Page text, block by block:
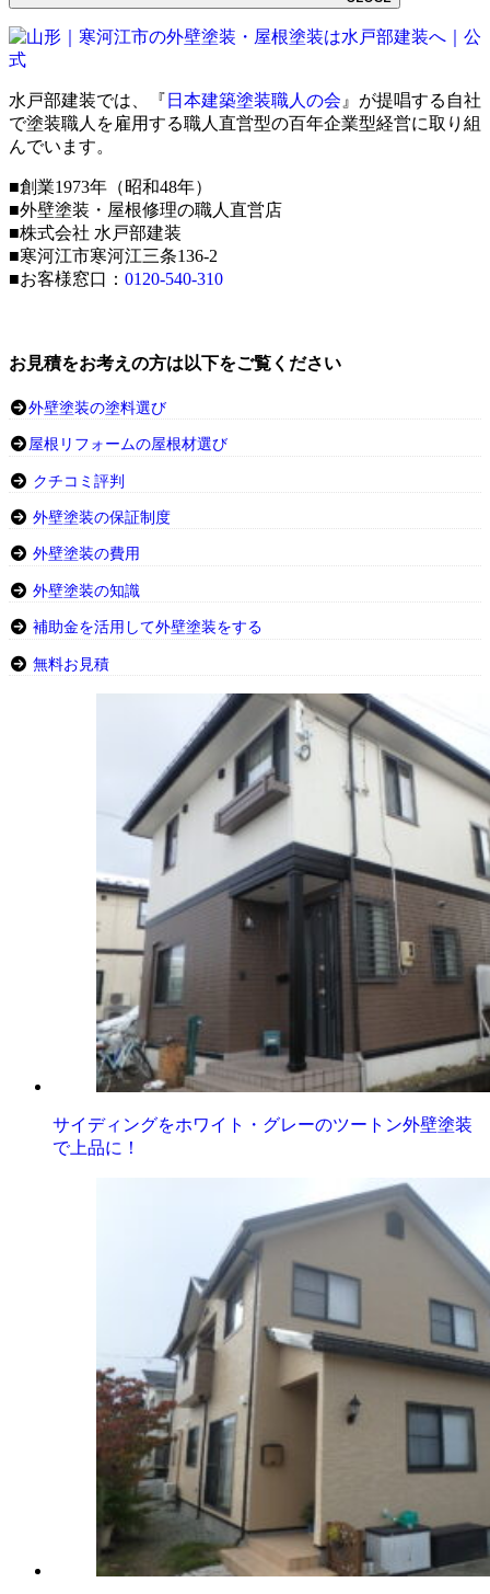
水戸部建装では、『 日本建築塗装職人の会 』が提唱する自社
で塗装職人を雇用する職人直営型の百年企業型経営に取り組
んでいます。
■創業1973年（昭和48年）
■外壁塗装・屋根修理の職人直営店
■株式会社 水戸部建装
■寒河江市寒河江三条136-2
■お客様窓口： 0120-540-310
お見積をお考えの方は以下をご覧ください
外壁塗装の塗料選び
屋根リフォームの屋根材選び
クチコミ評判
外壁塗装の保証制度
外壁塗装の費用
外壁塗装の知識
補助金を活用して外壁塗装をする
無料お見積
サイディングをホワイト・グレーのツートン外壁塗装
で上品に！